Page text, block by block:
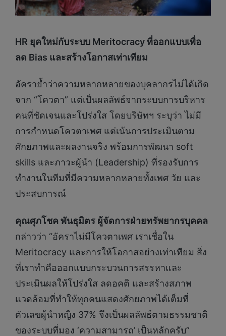
HR ยุคใหม่กับระบบ Meritocracy ที่ออกแบบเพื่อ
ลด Bias และสร้างโอกาสเท่าเทียม
อัคราย้ำว่าความหลากหลายของบุคลากรไม่ได้เกิด
จาก “โควตา” แต่เป็นผลลัพธ์จากระบบการบริหาร
คนที่ชัดเจนและโปร่งใส โดยบริษัทฯ ระบุว่า ไม่มี
การกำหนดโควตาเพศ แต่เน้นการประเมินตาม
ศักยภาพและผลงานจริง พร้อมการพัฒนา soft
skills และภาวะผู้นำ (Leadership) ที่รองรับการ
ทำงานในทีมที่มีความหลากหลายทั้งเพศ วัย และ
ประสบการณ์
คุณศุภโชค พันธุมิตร ผู้จัดการฝ่ายทรัพยากรบุคคล
กล่าวว่า “อัคราไม่มีโควตาเพศ เราเชื่อใน
Meritocracy และการให้โอกาสอย่างเท่าเทียม สิ่ง
ที่เราทำคือออกแบบกระบวนการสรรหาและ
ประเมินผลให้โปร่งใส ลดอคติ และสร้างสภาพ
แวดล้อมที่ทำให้ทุกคนแสดงศักยภาพได้เต็มที่
ตัวเลขผู้นำหญิง 37% จึงเป็นผลลัพธ์ตามธรรมชาติ
ของระบบที่มอง ‘ความสามารถ’ เป็นหลักครับ”